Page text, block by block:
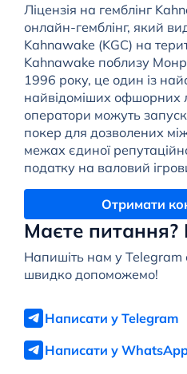
Маєте питання?
Напишіть нам у
швидко допоможемо!
Написати у Telegram
Написати у
Ліцензія на гемблінг
онлайн-гемблінг, який
Kahnawake (KGC) на
Kahnawake поблизу
1996 року, це один із
найвідоміших офшорних
оператори можуть
покер для дозволених
межах єдиної
податку на валовий
Отримати